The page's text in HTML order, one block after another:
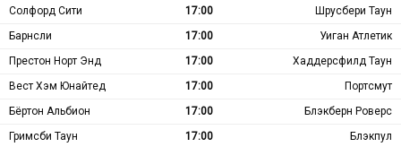
Солфорд Сити
17:00
Шрусбери Таун
Барнсли
17:00
Уиган Атлетик
Престон Норт Энд
17:00
Хаддерсфилд Таун
Вест Хэм Юнайтед
17:00
Портсмут
Бёртон Альбион
17:00
Блэкберн Роверс
Гримсби Таун
17:00
Блэкпул